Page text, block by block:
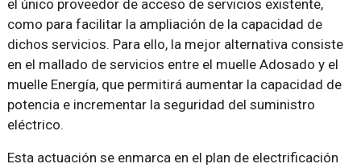
el único proveedor de acceso de servicios existente,
como para facilitar la ampliación de la capacidad de
dichos servicios. Para ello, la mejor alternativa consiste
en el mallado de servicios entre el muelle Adosado y el
muelle Energía, que permitirá aumentar la capacidad de
potencia e incrementar la seguridad del suministro
eléctrico.
Esta actuación se enmarca en el plan de electrificación